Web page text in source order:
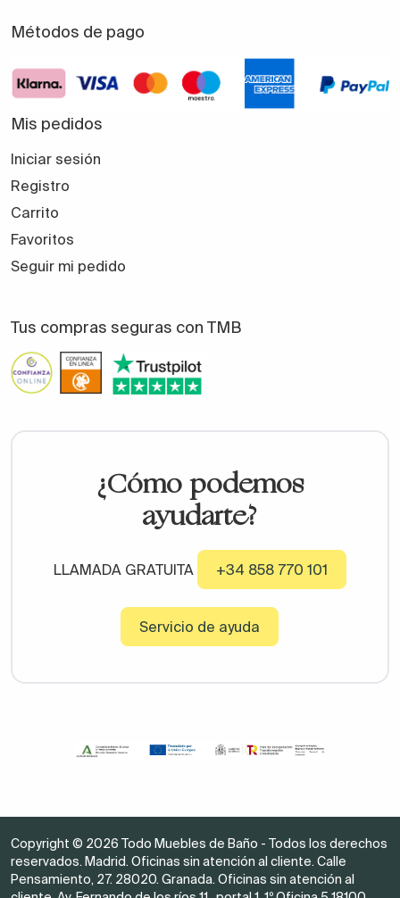
Métodos de pago
Mis pedidos
Iniciar sesión
Registro
Carrito
Favoritos
Seguir mi pedido
Tus compras seguras con TMB
¿Cómo podemos
ayudarte?
LLAMADA GRATUITA +34 858 770 101
Servicio de ayuda
Copyright © 2026 Todo Muebles de Baño - Todos los derechos
reservados. Madrid. Oficinas sin atención al cliente. Calle
Pensamiento, 27. 28020. Granada. Oficinas sin atención al